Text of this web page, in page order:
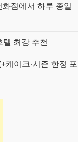
점에서 하루 종일
최강 추천
케이크·시즌 한정 포